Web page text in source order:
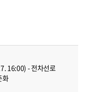
16:00) - 전차선로
화